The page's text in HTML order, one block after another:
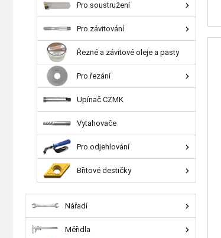
Pro soustružení
Pro závitování
Řezné a závitové oleje a pasty
Pro řezání
Upínač CZMK
Vytahovače
Pro odjehlování
Břitové destičky
Nářadí
Měřidla